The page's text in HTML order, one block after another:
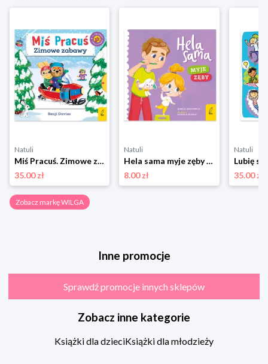
Natuli
Miś Pracuś. Zimowe zabawy Wilga
35.00 zł
Natuli
Hela sama myje zęby Wilga
8.00 zł
Natuli
Lubię
35.00 zł
Zobacz markę WILGA
Inne promocje
Sprawdź promocje innych sklepów
Zobacz inne kategorie
Książki dla dzieciKsiążki dla młodzieży